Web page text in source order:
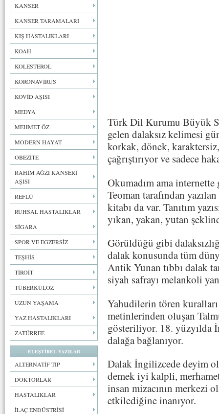
KANSER
KANSER TARAMALARI
KIŞ HASTALIKLARI
KOAH
KOLESTEROL
KORONAVİRÜS
KOVİD AŞISI
MEDYA
MEHMET ÖZ
MODERN HAYAT
OBEZİTE
RAHİM AĞZI KANSERİ
AŞISI
REFLÜ
RUHSAL HASTALIKLAR
SİGARA
SPOR VE EGZERSİZ
TEŞHİS
TİROİT
TÜBERKÜLOZ
UZUN YAŞAMA
YAZ HASTALIKLARI
ZATÜRREE
ELEŞTİREL YAZILAR
ALTERNATİF TIP
DOKTORLAR
HASTALIKLAR
İLAÇ ENDÜSTRİSİ
Türk Dil Kurumu Büyük
gelen dalaksız kelimesi
korkak, dönek,
çağrıştırıyor ve sadece
Okumadım ama
Teoman tarafından
kitabı da var. Tanıtım
yıkan, yakan, yutan
Görüldüğü gibi
dalak konusunda tüm
Antik Yunan tıbbı dalak
siyah safrayı melankoli
Yahudilerin tören
metinlerinden oluşan
gösteriliyor. 18. yüzyılda
dalağa bağlanıyor.
Dalak İngilizcede deyim
demek iyi kalpli,
insan mizacının merkezi
etkilediğine inanıyor.